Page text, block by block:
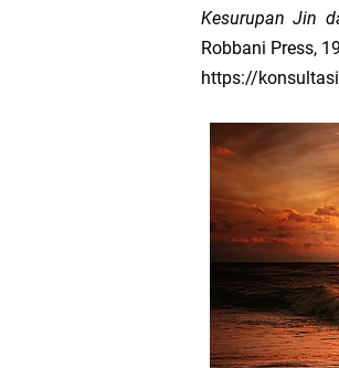
Kesurupan Jin
Robbani Press,
https://